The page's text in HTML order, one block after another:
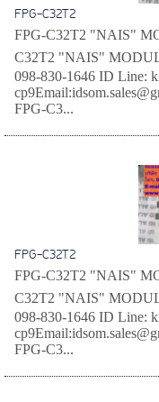
FPG-C32T2
FPG-C32T2 "NAIS"
C32T2 "NAIS"
098-830-1646 ID Line:
FPG-C3...
FPG-C32T2
FPG-C32T2 "NAIS"
C32T2 "NAIS"
098-830-1646 ID Line:
FPG-C3...